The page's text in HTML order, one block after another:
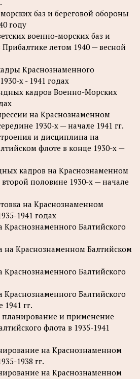
баз и береговой обороны
году
военно-морских баз и
летом 1940 — весной
Краснознаменного
х - 1941 годах
кадров Военно-Морских
на Краснознаменном
1930-х — начале 1941 гг.
и дисциплина на
флоте в конце 1930-х —
кадров на Краснознаменном
половине 1930-х — начале
на Краснознаменном
1941 годах
Краснознаменного Балтийского
на Краснознаменном Балтийском
Краснознаменного Балтийского
Краснознаменного Балтийского
1941 гг.
планирование и применение
флота в 1935-1941
на Краснознаменном
1938 гг.
на Краснознаменном